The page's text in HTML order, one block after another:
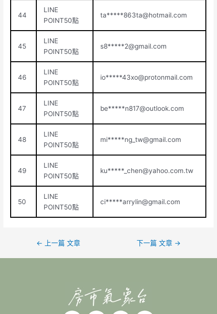
44
LINE
POINT50點
ta*****863ta@hotmail.com
45
LINE
POINT50點
s8*****2@gmail.com
46
LINE
POINT50點
io*****43xo@protonmail.com
47
LINE
POINT50點
be*****n817@outlook.com
48
LINE
POINT50點
mi*****ng_tw@gmail.com
49
LINE
POINT50點
ku*****_chen@yahoo.com.tw
50
LINE
POINT50點
ci*****arrylin@gmail.com
← 上一篇 文章 下一篇 文章 →